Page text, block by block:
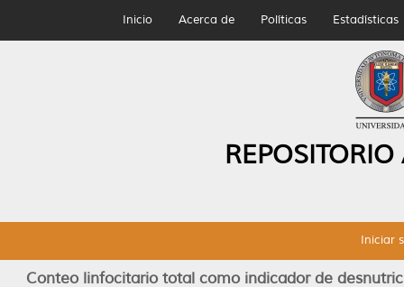
Inicio Acerca de Políticas Estadísticas
Iniciar
Conteo linfocitario total como indicador de